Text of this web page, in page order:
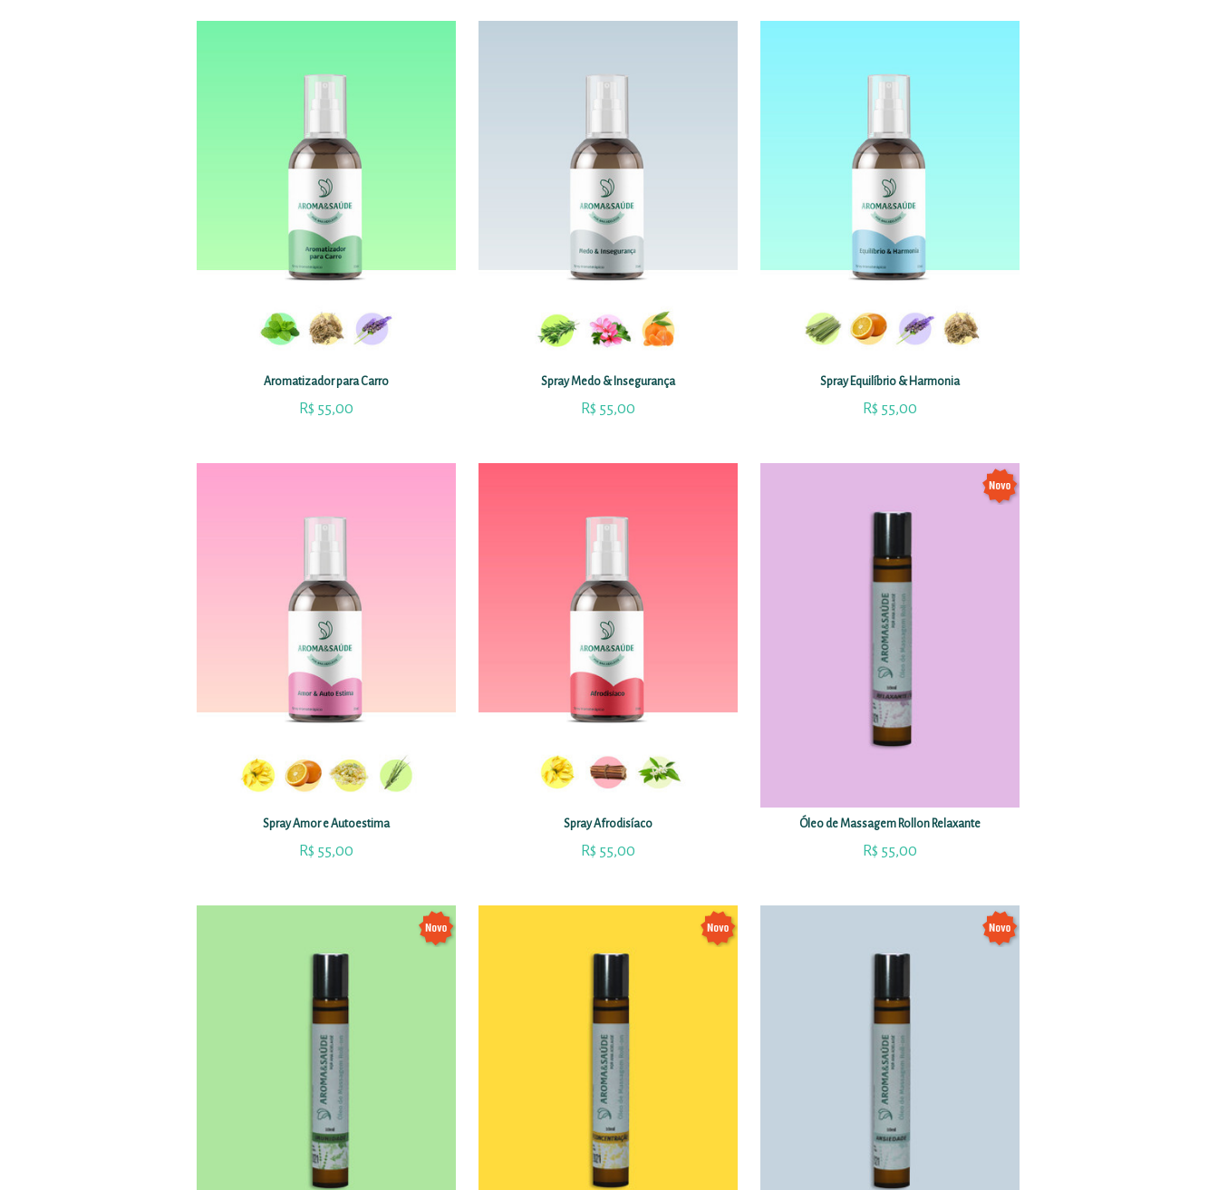
Aromatizador para Carro
R$ 55,00
Spray Medo & Insegurança
R$ 55,00
Spray Equilíbrio & Harmonia
R$ 55,00
Spray Amor e Autoestima
R$ 55,00
Spray Afrodisíaco
R$ 55,00
Óleo de Massagem Rollon Relaxante
R$ 55,00